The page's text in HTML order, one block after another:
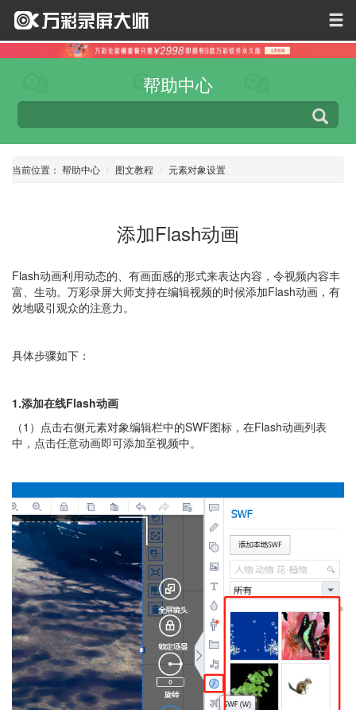
帮助中心
当前位置： 帮助中心 图文教程 元素对象设置
添加Flash动画
Flash动画利用动态的、有画面感的形式来表达内容，令视频内容丰
富、生动。万彩录屏大师支持在编辑视频的时候添加Flash动画，有
效地吸引观众的注意力。
具体步骤如下：
1.添加在线Flash动画
（1）点击右侧元素对象编辑栏中的SWF图标，在Flash动画列表
中，点击任意动画即可添加至视频中。